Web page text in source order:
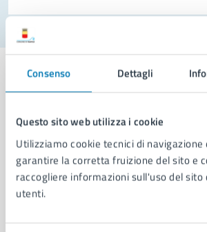
Consenso Dettagli
Questo sito web utilizza i cookie
Utilizziamo cookie tecnici di navigazione
garantire la corretta fruizione del sito e
raccogliere informazioni sull'uso del sito
utenti.
Comune di Napoli
AMMINISTRAZIONE
Aree amministrative
Organi di governo